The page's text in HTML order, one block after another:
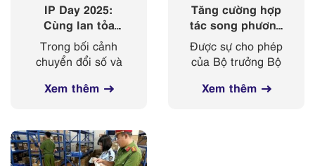
IP Day 2025:
Cùng lan tỏa
‘nhịp điệu’ của
sở hữu trí tuệ
trong kỷ nguyên
số
Trong bối cảnh
chuyển đổi số và
nghiệp 4.0 diễn ra
đóng vai trò then
chốt trong bảo vệ
Xem thêm
Tăng cường hợp
tác song phương
giữa Cục Sở hữu
trí tuệ với Viện
Sở hữu công
nghiệp Cộng
Được sự cho phép
của Bộ trưởng Bộ
Công nghệ, từ
Xem thêm